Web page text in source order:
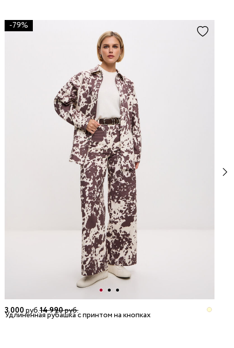
-79%
3 000руб.14 990руб.
Удлинённая рубашка с принтом на кнопках